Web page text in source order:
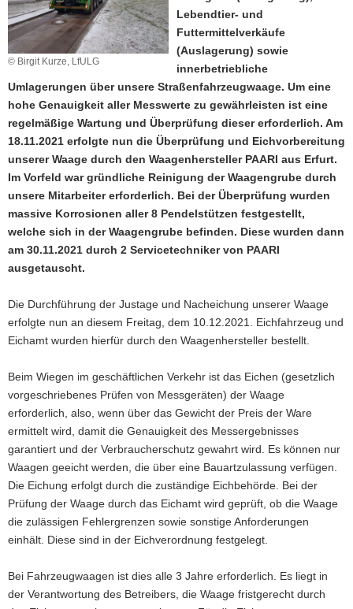
a
v
i
a
t
i
o
n
© Birgit Kurze, LfULG
Lebendtier- und
Futtermittelverkäufe
(Auslagerung) sowie
innerbetriebliche
Umlagerungen über unsere Straßenfahrzeugwaage. Um eine
hohe Genauigkeit aller Messwerte zu gewährleisten ist eine
regelmäßige Wartung und Überprüfung dieser erforderlich. Am
18.11.2021 erfolgte nun die Überprüfung und Eichvorbereitung
unserer Waage durch den Waagenhersteller PAARI aus Erfurt.
Im Vorfeld war gründliche Reinigung der Waagengrube durch
unsere Mitarbeiter erforderlich. Bei der Überprüfung wurden
massive Korrosionen aller 8 Pendelstützen festgestellt,
welche sich in der Waagengrube befinden. Diese wurden dann
am 30.11.2021 durch 2 Servicetechniker von PAARI
ausgetauscht.
Die Durchführung der Justage und Nacheichung unserer Waage
erfolgte nun an diesem Freitag, dem 10.12.2021. Eichfahrzeug und
Eichamt wurden hierfür durch den Waagenhersteller bestellt.
Beim Wiegen im geschäftlichen Verkehr ist das Eichen (gesetzlich
vorgeschriebenes Prüfen von Messgeräten) der Waage
erforderlich, also, wenn über das Gewicht der Preis der Ware
ermittelt wird, damit die Genauigkeit des Messergebnisses
garantiert und der Verbraucherschutz gewahrt wird. Es können nur
Waagen geeicht werden, die über eine Bauartzulassung verfügen.
Die Eichung erfolgt durch die zuständige Eichbehörde. Bei der
Prüfung der Waage durch das Eichamt wird geprüft, ob die Waage
die zulässigen Fehlergrenzen sowie sonstige Anforderungen
einhält. Diese sind in der Eichverordnung festgelegt.
Bei Fahrzeugwaagen ist dies alle 3 Jahre erforderlich. Es liegt in
der Verantwortung des Betreibers, die Waage fristgerecht durch